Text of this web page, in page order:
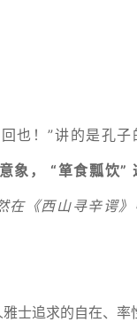
也！”讲的是孔子
象， “箪食瓢饮”
在《西山寻辛谔》
士追求的自在、率